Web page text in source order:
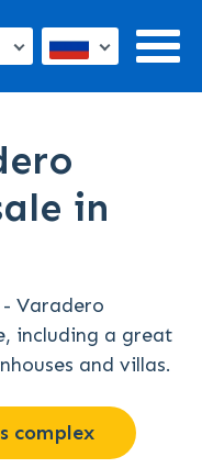
in
Varadero
including a great
and villas.
complex